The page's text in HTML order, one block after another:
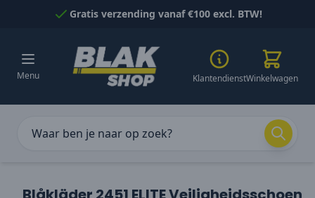
Naar inhoud gaanGratis verzending vanaf €100 excl. BTW!
Menu KlantendienstWinkelwagen